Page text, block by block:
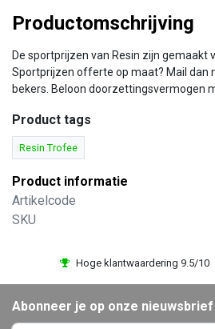
Productomschrijving
De sportprijzen van Resin zijn
Sportprijzen offerte op maat? Mail dan
bekers. Beloon doorzettingsvermogen
Product tags
Resin Trofee
Product informatie
Artikelcode
SKU
Hoge klantwaardering 9.5/10
Abonneer je op onze nieuwsbrief